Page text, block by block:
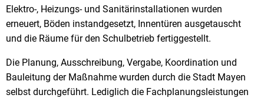
Elektro-, Heizungs- und Sanitärinstallationen wurden
erneuert, Böden instandgesetzt, Innentüren ausgetauscht
und die Räume für den Schulbetrieb fertiggestellt.
Die Planung, Ausschreibung, Vergabe, Koordination und
Bauleitung der Maßnahme wurden durch die Stadt Mayen
selbst durchgeführt. Lediglich die Fachplanungsleistungen